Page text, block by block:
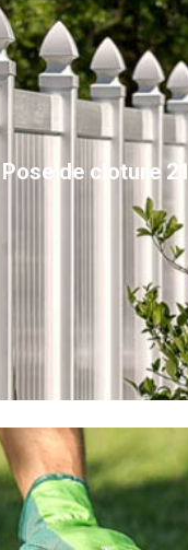
Pose de cloture 21